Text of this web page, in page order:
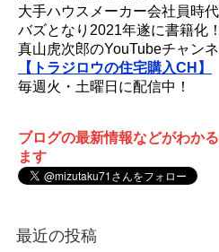
大手ハウスメーカー会社員時
バズとなり2021年遂に書籍化！
真山虎次郎のYouTubeチャン
【トラジロウの住宅購入CH】
毎週火・土曜日に配信中！
ブログの最新情報などがわか
ます
最近の投稿